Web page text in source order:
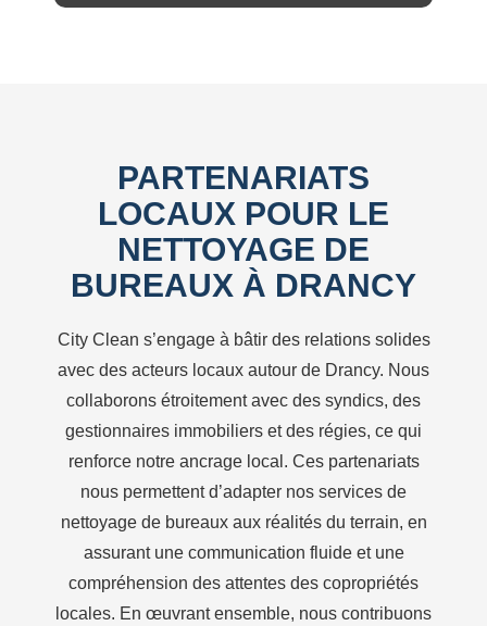
PARTENARIATS
LOCAUX POUR LE
NETTOYAGE DE
BUREAUX À DRANCY
City Clean s’engage à bâtir des relations solides
avec des acteurs locaux autour de Drancy. Nous
collaborons étroitement avec des syndics, des
gestionnaires immobiliers et des régies, ce qui
renforce notre ancrage local. Ces partenariats
nous permettent d’adapter nos services de
nettoyage de bureaux aux réalités du terrain, en
assurant une communication fluide et une
compréhension des attentes des copropriétés
locales. En œuvrant ensemble, nous contribuons